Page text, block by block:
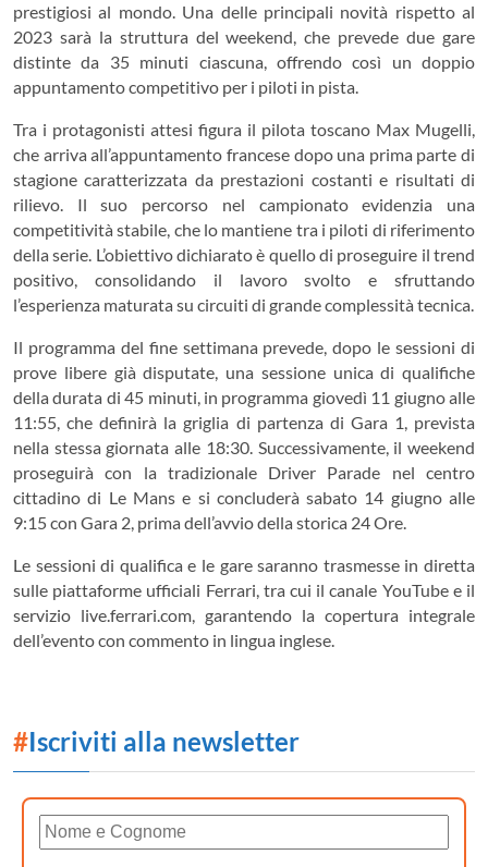
prestigiosi al mondo. Una delle principali novità rispetto al
2023 sarà la struttura del weekend, che prevede due gare
distinte da 35 minuti ciascuna, offrendo così un doppio
appuntamento competitivo per i piloti in pista.
Tra i protagonisti attesi figura il pilota toscano Max Mugelli,
che arriva all’appuntamento francese dopo una prima parte di
stagione caratterizzata da prestazioni costanti e risultati di
rilievo. Il suo percorso nel campionato evidenzia una
competitività stabile, che lo mantiene tra i piloti di riferimento
della serie. L’obiettivo dichiarato è quello di proseguire il trend
positivo, consolidando il lavoro svolto e sfruttando
l’esperienza maturata su circuiti di grande complessità tecnica.
Il programma del fine settimana prevede, dopo le sessioni di
prove libere già disputate, una sessione unica di qualifiche
della durata di 45 minuti, in programma giovedì 11 giugno alle
11:55, che definirà la griglia di partenza di Gara 1, prevista
nella stessa giornata alle 18:30. Successivamente, il weekend
proseguirà con la tradizionale Driver Parade nel centro
cittadino di Le Mans e si concluderà sabato 14 giugno alle
9:15 con Gara 2, prima dell’avvio della storica 24 Ore.
Le sessioni di qualifica e le gare saranno trasmesse in diretta
sulle piattaforme ufficiali Ferrari, tra cui il canale YouTube e il
servizio live.ferrari.com, garantendo la copertura integrale
dell’evento con commento in lingua inglese.
#Iscriviti alla newsletter